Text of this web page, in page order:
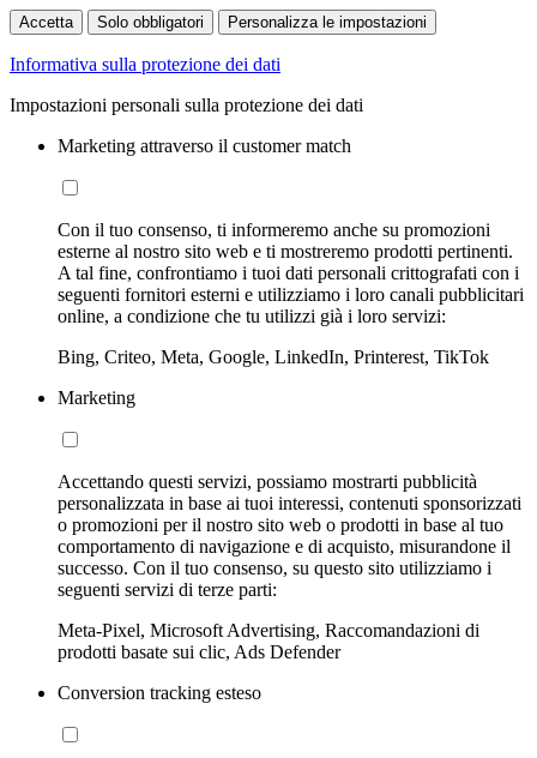
Accetta Solo obbligatori Personalizza le impostazioni
Informativa sulla protezione dei dati
Impostazioni personali sulla protezione dei dati
Marketing attraverso il customer match
Con il tuo consenso, ti informeremo anche su promozioni
esterne al nostro sito web e ti mostreremo prodotti pertinenti.
A tal fine, confrontiamo i tuoi dati personali crittografati con i
seguenti fornitori esterni e utilizziamo i loro canali pubblicitari
online, a condizione che tu utilizzi già i loro servizi:
Bing, Criteo, Meta, Google, LinkedIn, Printerest, TikTok
Marketing
Accettando questi servizi, possiamo mostrarti pubblicità
personalizzata in base ai tuoi interessi, contenuti sponsorizzati
o promozioni per il nostro sito web o prodotti in base al tuo
comportamento di navigazione e di acquisto, misurandone il
successo. Con il tuo consenso, su questo sito utilizziamo i
seguenti servizi di terze parti:
Meta-Pixel, Microsoft Advertising, Raccomandazioni di
prodotti basate sui clic, Ads Defender
Conversion tracking esteso